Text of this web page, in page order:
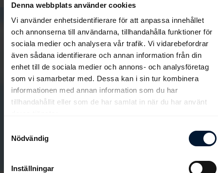
Denna webbplats använder cookies
Vi använder enhetsidentifierare för att anpassa innehållet
och annonserna till användarna, tillhandahålla funktioner för
sociala medier och analysera vår trafik. Vi vidarebefordrar
även sådana identifierare och annan information från din
enhet till de sociala medier och annons- och analysföretag
som vi samarbetar med. Dessa kan i sin tur kombinera
informationen med annan information som du har
tillhandahållit eller som de har samlat in när du har använt
Nödvändig
Inställningar